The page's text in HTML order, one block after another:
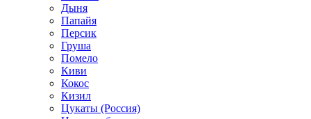
Дыня
Папайя
Персик
Груша
Помело
Киви
Кокос
Кизил
Цукаты (Россия)